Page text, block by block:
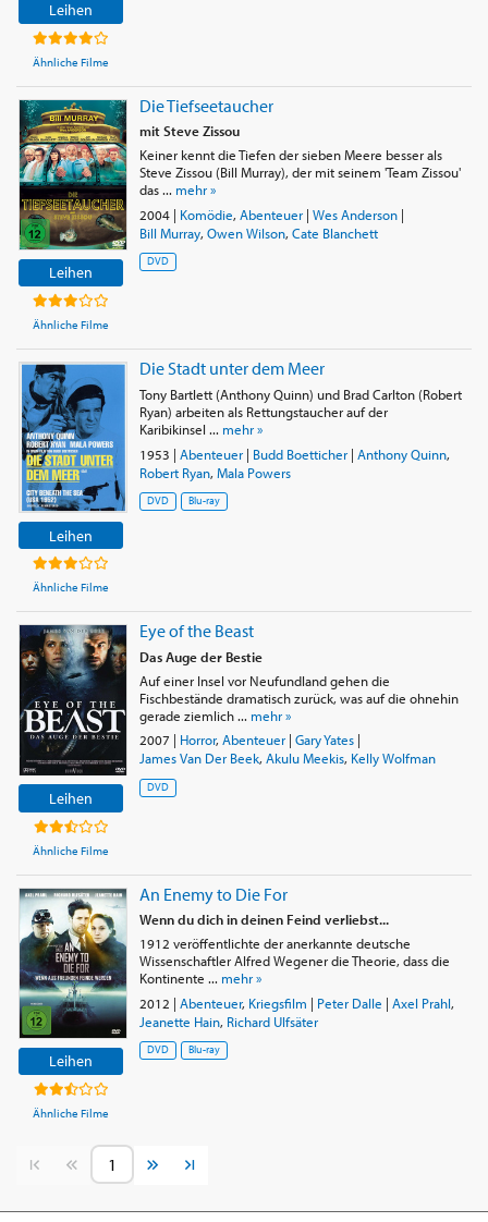
Leihen
Ähnliche Filme
Leihen
Ähnliche Filme
Die Tiefseetaucher
mit Steve Zissou
Keiner kennt die Tiefen der sieben Meere besser als
Steve Zissou (Bill Murray), der mit seinem 'Team Zissou'
das ... mehr »
2004| Komödie, Abenteuer| Wes Anderson|
Bill Murray, Owen Wilson, Cate Blanchett
DVD
Leihen
Ähnliche Filme
Die Stadt unter dem Meer
Tony Bartlett (Anthony Quinn) und Brad Carlton (Robert
Ryan) arbeiten als Rettungstaucher auf der
Karibikinsel ... mehr »
1953 | Abenteuer| Budd Boetticher| Anthony Quinn,
Robert Ryan, Mala Powers
DVD Blu-ray
Leihen
Ähnliche Filme
Eye of the Beast
Das Auge der Bestie
Auf einer Insel vor Neufundland gehen die
Fischbestände dramatisch zurück, was auf die ohnehin
gerade ziemlich ... mehr »
2007 | Horror, Abenteuer| Gary Yates|
James Van Der Beek, Akulu Meekis, Kelly Wolfman
DVD
Leihen
Ähnliche Filme
An Enemy to Die For
Wenn du dich in deinen Feind verliebst...
1912 veröffentlichte der anerkannte deutsche
Wissenschaftler Alfred Wegener die Theorie, dass die
Kontinente ... mehr »
2012 | Abenteuer, Kriegsfilm | Peter Dalle | Axel Prahl,
Jeanette Hain, Richard Ulfsäter
DVD Blu-ray
Vorherige SeiteNächste Seite